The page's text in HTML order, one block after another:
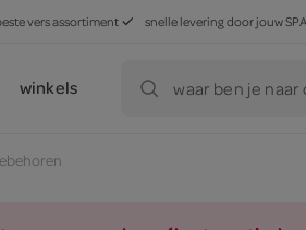
vers assortiment snelle levering door jouw
winkels waar ben je naar